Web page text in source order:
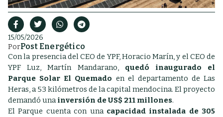
15/05/2026
PorPost Energético
Con la presencia del CEO de YPF, Horacio Marín, y el CEO de
YPF Luz, Martín Mandarano, quedó inaugurado el
Parque Solar El Quemado en el departamento de Las
Heras, a 53 kilómetros de la capital mendocina. El proyecto
demandó unainversión de US$ 211 millones.
El Parque cuenta con una capacidad instalada de 305